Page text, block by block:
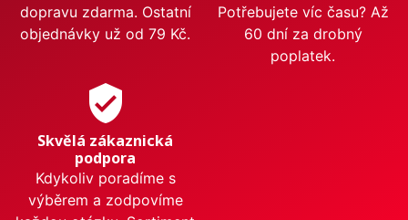
dopravu zdarma. Ostatní
objednávky už od 79 Kč.
Potřebujete víc času? Až
60 dní za drobný
poplatek.
verified_user
Skvělá zákaznická
podpora
Kdykoliv poradíme s
výběrem a zodpovíme